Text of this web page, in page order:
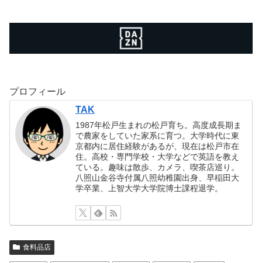
プロフィール
TAK
1987年松戸生まれの松戸育ち。高度成長期ま
で農家をしていた家系に育つ。大学時代に東
京都内に居住経験があるが、現在は松戸市在
住。高校・専門学校・大学などで英語を教え
ている。趣味は散歩、カメラ、喫茶店巡り。
八照山金谷寺付属八照幼稚園出身、早稲田大
学卒業、上智大学大学院博士課程退学。
食料品店